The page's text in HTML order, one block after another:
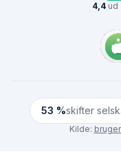
4,4ud
53 %skifter
Kilde: